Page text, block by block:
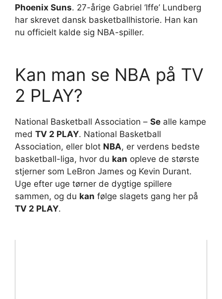
Phoenix Suns. 27-årige Gabriel ‘Iffe’ Lundberg
har skrevet dansk basketballhistorie. Han kan
nu officielt kalde sig NBA-spiller.
Kan man se NBA på TV
2 PLAY?
National Basketball Association – Se alle kampe
med TV 2 PLAY. National Basketball
Association, eller blot NBA, er verdens bedste
basketball-liga, hvor du kan opleve de største
stjerner som LeBron James og Kevin Durant.
Uge efter uge tørner de dygtige spillere
sammen, og du kan følge slagets gang her på
TV 2 PLAY.